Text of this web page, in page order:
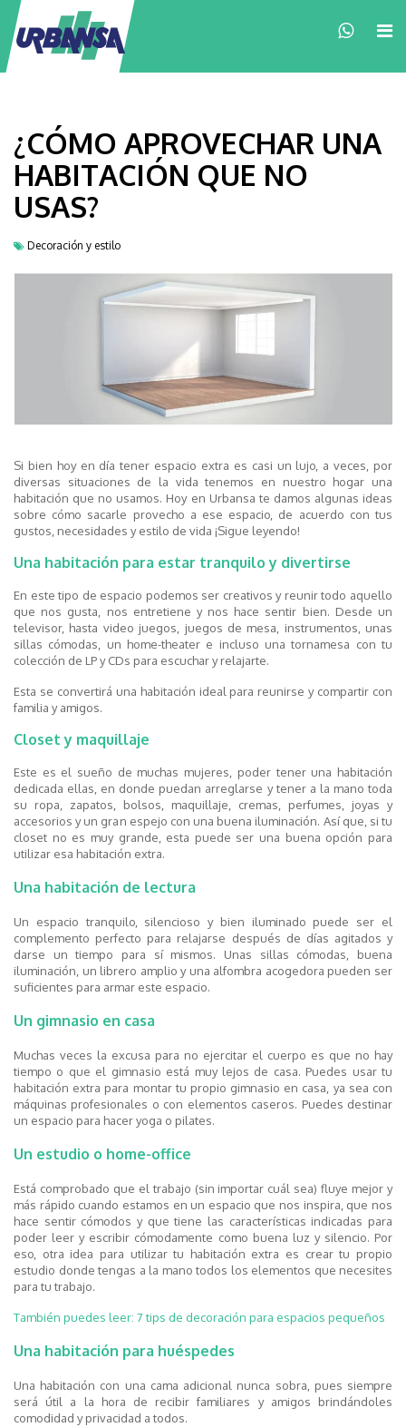
¿CÓMO APROVECHAR UNA
HABITACIÓN QUE NO
USAS?
Decoración y estilo
Si bien hoy en día tener espacio extra es casi un lujo, a veces, por
diversas situaciones de la vida tenemos en nuestro hogar una
habitación que no usamos. Hoy en Urbansa te damos algunas ideas
sobre cómo sacarle provecho a ese espacio, de acuerdo con tus
gustos, necesidades y estilo de vida ¡Sigue leyendo!
Una habitación para estar tranquilo y divertirse
En este tipo de espacio podemos ser creativos y reunir todo aquello
que nos gusta, nos entretiene y nos hace sentir bien. Desde un
televisor, hasta video juegos, juegos de mesa, instrumentos, unas
sillas cómodas, un home-theater e incluso una tornamesa con tu
colección de LP y CDs para escuchar y relajarte.
Esta se convertirá una habitación ideal para reunirse y compartir con
familia y amigos.
Closet y maquillaje
Este es el sueño de muchas mujeres, poder tener una habitación
dedicada ellas, en donde puedan arreglarse y tener a la mano toda
su ropa, zapatos, bolsos, maquillaje, cremas, perfumes, joyas y
accesorios y un gran espejo con una buena iluminación. Así que, si tu
closet no es muy grande, esta puede ser una buena opción para
utilizar esa habitación extra.
Una habitación de lectura
Un espacio tranquilo, silencioso y bien iluminado puede ser el
complemento perfecto para relajarse después de días agitados y
darse un tiempo para sí mismos. Unas sillas cómodas, buena
iluminación, un librero amplio y una alfombra acogedora pueden ser
suficientes para armar este espacio.
Un gimnasio en casa
Muchas veces la excusa para no ejercitar el cuerpo es que no hay
tiempo o que el gimnasio está muy lejos de casa. Puedes usar tu
habitación extra para montar tu propio gimnasio en casa, ya sea con
máquinas profesionales o con elementos caseros. Puedes destinar
un espacio para hacer yoga o pilates.
Un estudio o home-office
Está comprobado que el trabajo (sin importar cuál sea) fluye mejor y
más rápido cuando estamos en un espacio que nos inspira, que nos
hace sentir cómodos y que tiene las características indicadas para
poder leer y escribir cómodamente como buena luz y silencio. Por
eso, otra idea para utilizar tu habitación extra es crear tu propio
estudio donde tengas a la mano todos los elementos que necesites
para tu trabajo.
También puedes leer: 7 tips de decoración para espacios pequeños
Una habitación para huéspedes
Una habitación con una cama adicional nunca sobra, pues siempre
será útil a la hora de recibir familiares y amigos brindándoles
comodidad y privacidad a todos.